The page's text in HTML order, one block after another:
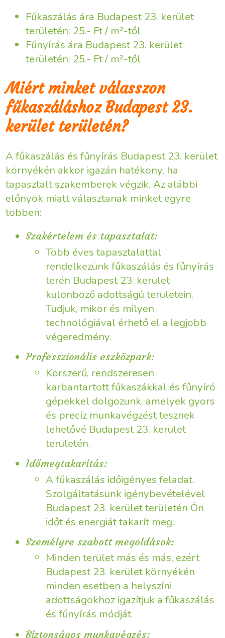
Fűkaszálás ára Budapest 23. kerület
területén: 25.- Ft / m²-től
Fűnyírás ára Budapest 23. kerület
területén: 25.- Ft / m²-től
Miért minket válasszon
fűkaszáláshoz Budapest 23.
kerület területén?
A fűkaszálás és fűnyírás Budapest 23. kerület
környékén akkor igazán hatékony, ha
tapasztalt szakemberek végzik. Az alábbi
előnyök miatt választanak minket egyre
többen:
Szakértelem és tapasztalat:
Több éves tapasztalattal
rendelkezünk fűkaszálás és fűnyírás
terén Budapest 23. kerület
különböző adottságú területein.
Tudjuk, mikor és milyen
technológiával érhető el a legjobb
végeredmény.
Professzionális eszközpark:
Korszerű, rendszeresen
karbantartott fűkaszákkal és fűnyíró
gépekkel dolgozunk, amelyek gyors
és precíz munkavégzést tesznek
lehetővé Budapest 23. kerület
területén.
Időmegtakarítás:
A fűkaszálás időigényes feladat.
Szolgáltatásunk igénybevételével
Budapest 23. kerület területén Ön
időt és energiát takarít meg.
Személyre szabott megoldások:
Minden terület más és más, ezért
Budapest 23. kerület környékén
minden esetben a helyszíni
adottságokhoz igazítjuk a fűkaszálás
és fűnyírás módját.
Biztonságos munkavégzés: